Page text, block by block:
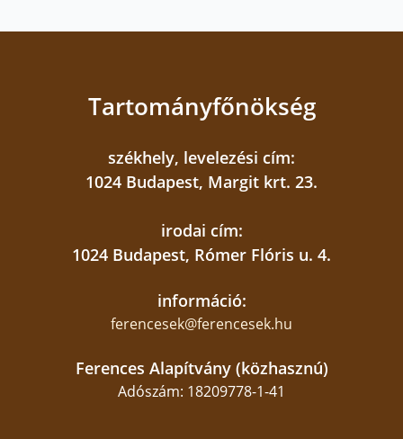
Tartományfőnökség
székhely, levelezési cím:
1024 Budapest, Margit krt. 23.
irodai cím:
1024 Budapest, Rómer Flóris u. 4.
információ:
ferencesek@ferencesek.hu
Ferences Alapítvány (közhasznú)
Adószám: 18209778-1-41